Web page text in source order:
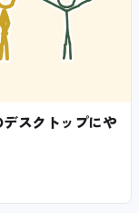
スクトップにや